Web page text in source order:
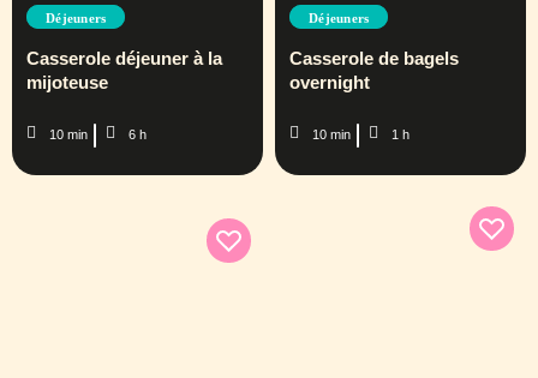
Déjeuners
Casserole déjeuner à la
mijoteuse
10 min 6 h
Déjeuners
Casserole de bagels
overnight
10 min 1 h